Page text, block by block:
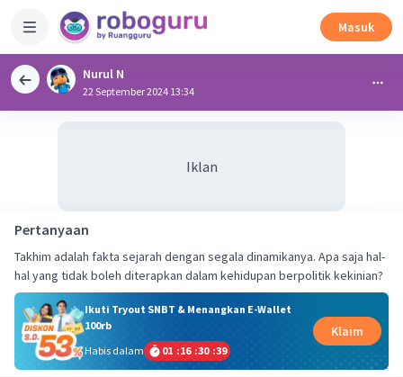
Masuk
Nurul N
22 September 2024 13:34
Iklan
Pertanyaan
Takhim adalah fakta sejarah dengan segala dinamikanya. Apa saja hal-
hal yang tidak boleh diterapkan dalam kehidupan berpolitik kekinian?
Ikuti Tryout SNBT & Menangkan E-Wallet
100rb
Habis dalam
01 :16 :30 :39
Klaim